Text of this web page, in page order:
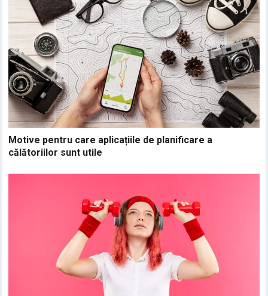
Motive pentru care aplicațiile de planificare a
călătoriilor sunt utile